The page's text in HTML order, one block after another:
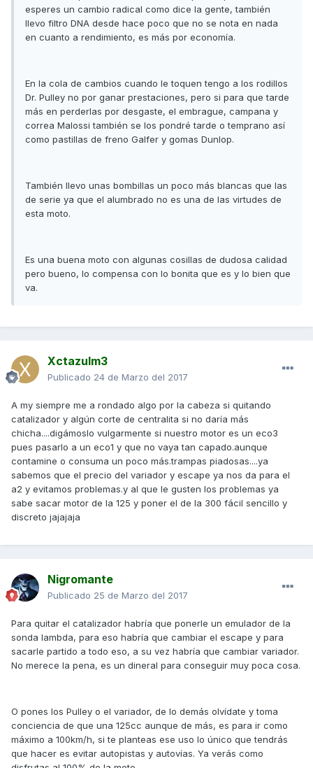
esperes un cambio radical como dice la gente, también
llevo filtro DNA desde hace poco que no se nota en nada
en cuanto a rendimiento, es más por economía.
En la cola de cambios cuando le toquen tengo a los rodillos
Dr. Pulley no por ganar prestaciones, pero si para que tarde
más en perderlas por desgaste, el embrague, campana y
correa Malossi también se los pondré tarde o temprano así
como pastillas de freno Galfer y gomas Dunlop.
También llevo unas bombillas un poco más blancas que las
de serie ya que el alumbrado no es una de las virtudes de
esta moto.
Es una buena moto con algunas cosillas de dudosa calidad
pero bueno, lo compensa con lo bonita que es y lo bien que
va.
Xctazulm3
Publicado 24 de Marzo del 2017
A my siempre me a rondado algo por la cabeza si quitando
catalizador y algún corte de centralita si no daría más
chicha....digámoslo vulgarmente si nuestro motor es un eco3
pues pasarlo a un eco1 y que no vaya tan capado.aunque
contamine o consuma un poco más.trampas piadosas....ya
sabemos que el precio del variador y escape ya nos da para el
a2 y evitamos problemas.y al que le gusten los problemas ya
sabe sacar motor de la 125 y poner el de la 300 fácil sencillo y
discreto jajajaja
Nigromante
Publicado 25 de Marzo del 2017
Para quitar el catalizador habría que ponerle un emulador de la
sonda lambda, para eso habría que cambiar el escape y para
sacarle partido a todo eso, a su vez habría que cambiar variador.
No merece la pena, es un dineral para conseguir muy poca cosa.
O pones los Pulley o el variador, de lo demás olvídate y toma
conciencia de que una 125cc aunque de más, es para ir como
máximo a 100km/h, si te planteas ese uso lo único que tendrás
que hacer es evitar autopistas y autovías. Ya verás como